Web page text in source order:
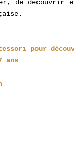
de découvrir
pour
ans